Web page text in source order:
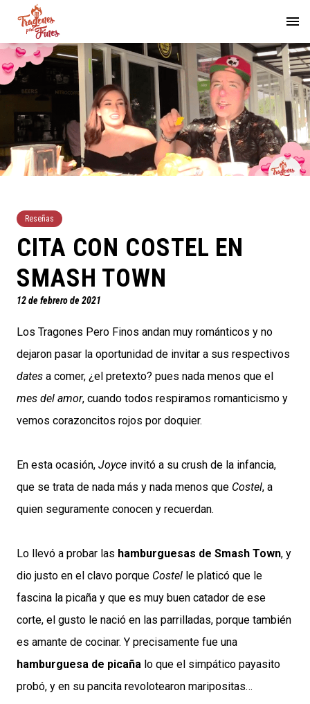
Reseñas
CITA CON COSTEL EN
SMASH TOWN
12 de febrero de 2021
Los Tragones Pero Finos andan muy románticos y no
dejaron pasar la oportunidad de invitar a sus respectivos
dates a comer, ¿el pretexto? pues nada menos que el
mes del amor, cuando todos respiramos romanticismo y
vemos corazoncitos rojos por doquier.
En esta ocasión, Joyce invitó a su crush de la infancia,
que se trata de nada más y nada menos que Costel, a
quien seguramente conocen y recuerdan.
Lo llevó a probar las hamburguesas de Smash Town, y
dio justo en el clavo porque Costel le platicó que le
fascina la picaña y que es muy buen catador de ese
corte, el gusto le nació en las parrilladas, porque también
es amante de cocinar. Y precisamente fue una
hamburguesa de picaña lo que el simpático payasito
probó, y en su pancita revolotearon maripositas…